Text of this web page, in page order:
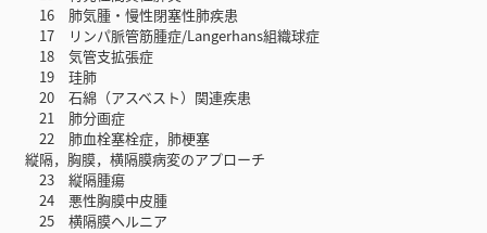
16 肺気腫・慢性閉塞性肺疾患
17 リンパ脈管筋腫症/Langerhans組織球症
18 気管支拡張症
19 珪肺
20 石綿（アスベスト）関連疾患
21 肺分画症
22 肺血栓塞栓症，肺梗塞
縦隔，胸膜，横隔膜病変のアプローチ
23 縦隔腫瘍
24 悪性胸膜中皮腫
25 横隔膜ヘルニア